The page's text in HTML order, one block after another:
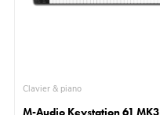
Clavier & piano
M-Audio Keystation 61 MK3